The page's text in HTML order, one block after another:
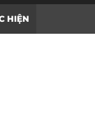
HIỆN